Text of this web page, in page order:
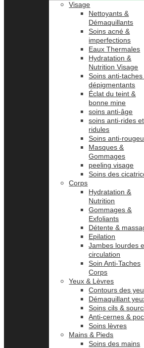
Visage
Nettoyants &
Démaquillants
Soins acné &
imperfections
Eaux Thermales
Hydratation &
Nutrition Visage
Soins anti-taches
dépigmentants
Éclat du teint &
bonne mine
soins anti-âge
soins anti-rides et
ridules
Soins anti-
Masques &
Gommages
peeling visage
Soins des
Corps
Hydratation &
Nutrition
Gommages &
Exfoliants
Détente &
Epilation
Jambes lourdes
circulation
Soin Anti-Taches
Corps
Yeux & Lèvres
Contours des
Démaquillant
Soins cils &
Anti-cernes &
Soins lèvres
Mains & Pieds
Soins des mains